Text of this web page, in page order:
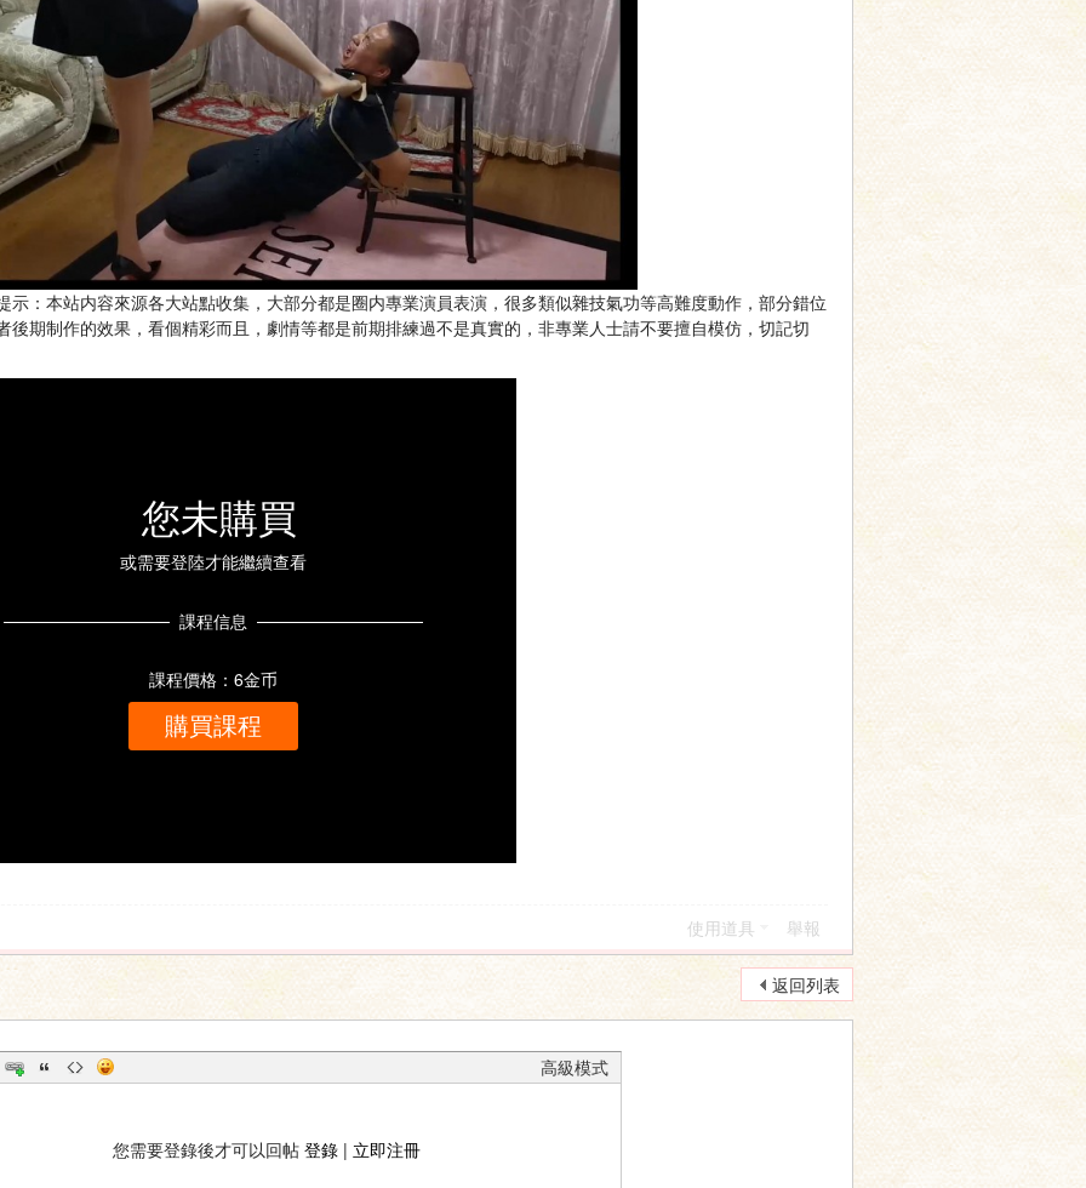
示：本站内容來源各大站點收集，大部分都是圈内專業演員表演，很多類似雜技氣功等高難度動作，部分錯位
後期制作的效果，看個精彩而且，劇情等都是前期排練過不是真實的，非專業人士請不要擅自模仿，切記切
您未購買
或需要登陸才能繼續查看
課程信息
課程價格：6金币
購買課程
使用道具 舉報
返回列表
高級模式
您需要登錄後才可以回帖 登錄| 立即注冊